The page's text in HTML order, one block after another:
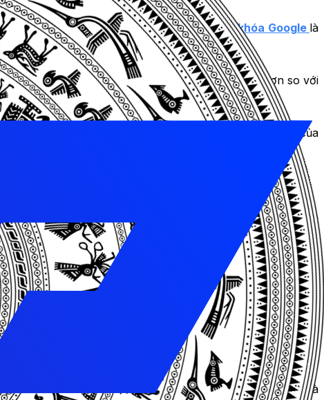
đếnngân sách quảng cáo.Quảng cáo từ khóa Google là
tố nền tảng giúp quảng cáo của bạn đạt vị trí tốt hơn so với
chọn các từ khóa phù hợp cho
của
tốt hơn so với đối thủ. Phụ thuộc vào mục tiêu quảng cáo
khách hàng tiềm năng
nhất để mang lại nhiều kết quả cho công cuộc nhắm
mong đợi điều gì từ chiến dịch quảng cáo của mình và